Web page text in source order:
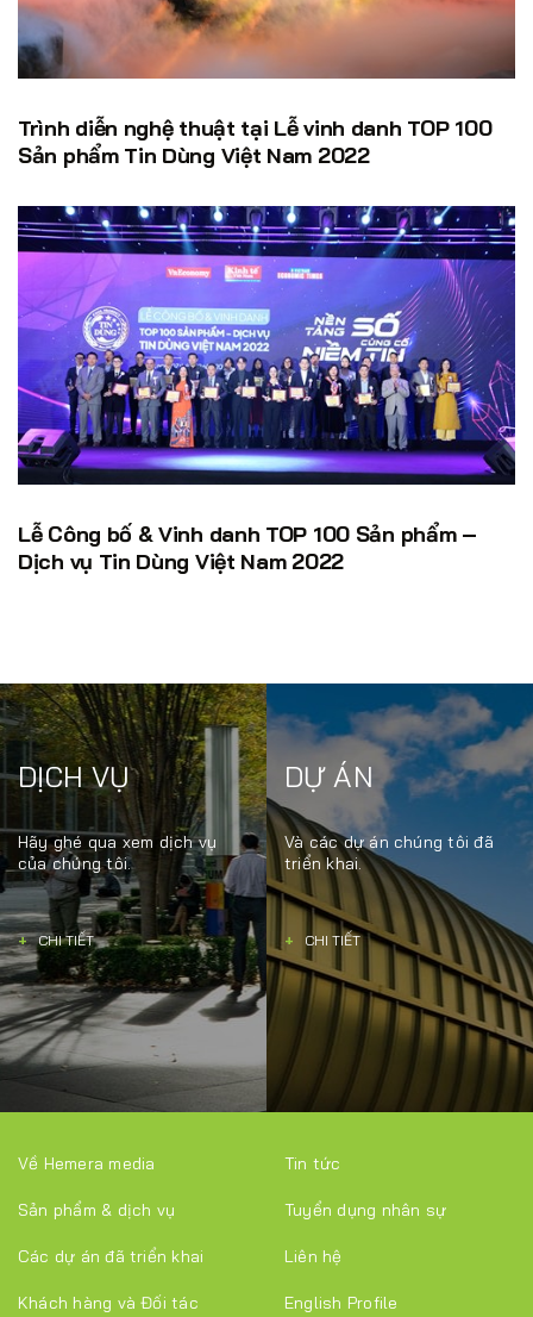
Trình diễn nghệ thuật tại Lễ vinh danh TOP 100
Sản phẩm Tin Dùng Việt Nam 2022
Lễ Công bố & Vinh danh TOP 100 Sản phẩm –
Dịch vụ Tin Dùng Việt Nam 2022
DỊCH VỤ
Hãy ghé qua xem dịch vụ
của chúng tôi.
+ CHI TIẾT
DỰ ÁN
Và các dự án chúng tôi đã
triển khai.
+ CHI TIẾT
Về Hemera media
Sản phẩm & dịch vụ
Các dự án đã triển khai
Khách hàng và Đối tác
Tin tức
Tuyển dụng nhân sự
Liên hệ
English Profile